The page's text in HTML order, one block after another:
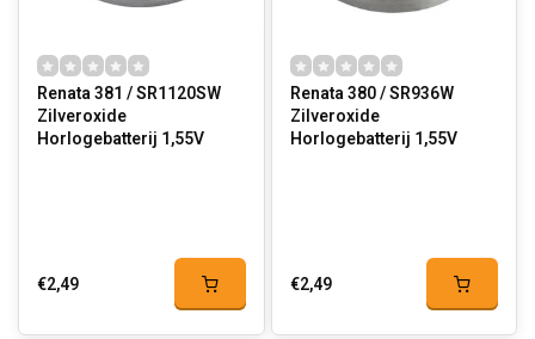
Renata 381 / SR1120SW
Zilveroxide
Horlogebatterij 1,55V
€2,49
Renata 380 / SR936W
Zilveroxide
Horlogebatterij 1,55V
€2,49